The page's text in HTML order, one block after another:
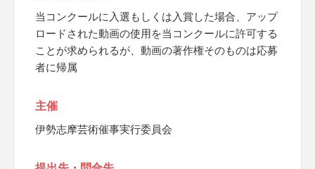
当コンクールに入選もしくは入賞した場合、アップ
ロードされた動画の使用を当コンクールに許可する
ことが求められるが、動画の著作権そのものは応募
者に帰属
主催
伊勢志摩芸術催事実行委員会